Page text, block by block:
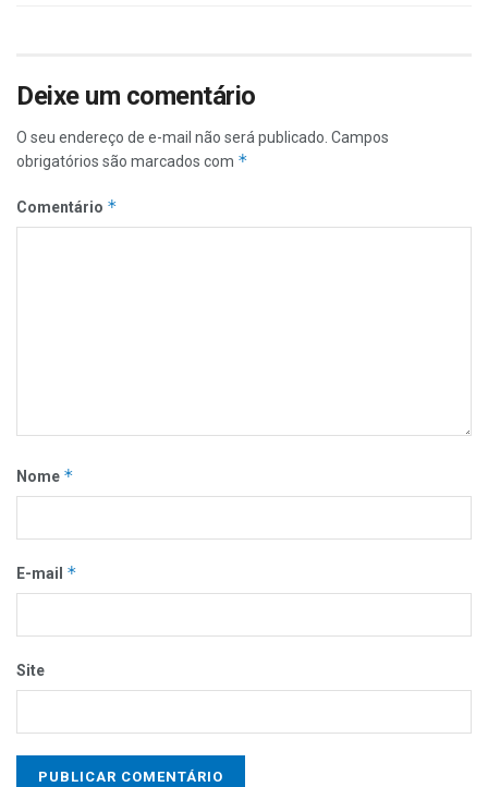
Deixe um comentário
O seu endereço de e-mail não será publicado. Campos
obrigatórios são marcados com *
Comentário *
Nome *
E-mail *
Site